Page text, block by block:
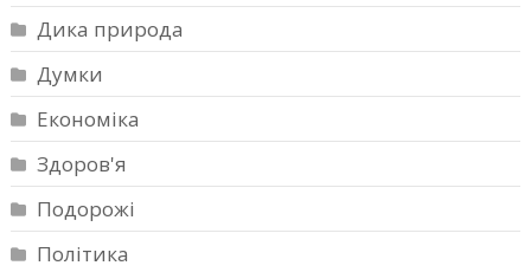
Дика природа
Думки
Економіка
Здоров'я
Подорожі
Політика